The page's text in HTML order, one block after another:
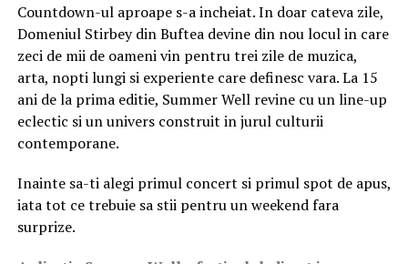
Countdown-ul aproape s-a incheiat. In doar cateva zile,
Domeniul Stirbey din Buftea devine din nou locul in care
zeci de mii de oameni vin pentru trei zile de muzica,
arta, nopti lungi si experiente care definesc vara. La 15
ani de la prima editie, Summer Well revine cu un line-up
eclectic si un univers construit in jurul culturii
contemporane.
Inainte sa-ti alegi primul concert si primul spot de apus,
iata tot ce trebuie sa stii pentru un weekend fara
surprize.